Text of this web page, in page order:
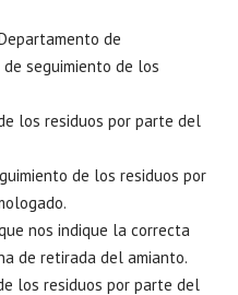
de
seguimiento de los
los residuos por parte del
de los residuos por
nos indique la correcta
de retirada del amianto.
los residuos por parte del